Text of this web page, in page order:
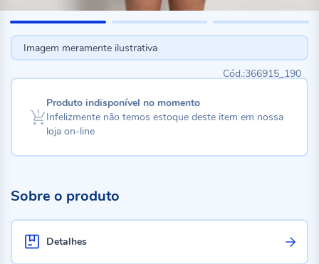
Imagem meramente ilustrativa
366915_190
Produto indisponível no momento
Infelizmente não temos estoque deste item em nossa
loja on-line
Sobre o produto
Detalhes